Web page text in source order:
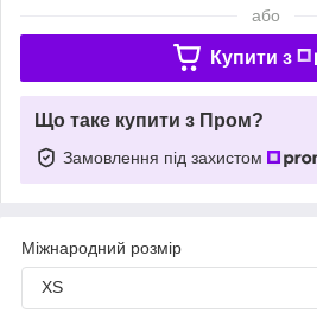
або
Купити з
Що таке купити з Пром?
Замовлення під захистом
Міжнародний розмір
XS